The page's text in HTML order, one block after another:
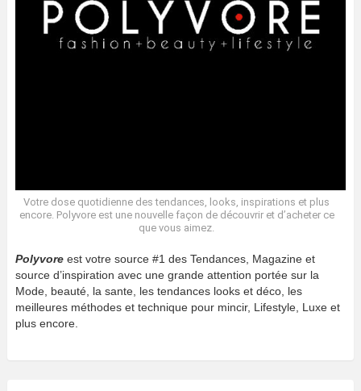
Votre dose quotidienne des tendances, looks, inspirations et plus
encore. Polyvore est une nouvelle façon de découvrir et d’acheter ce
que vous aimez.
Polyvore est votre source #1 des Tendances, Magazine et
source d’inspiration avec une grande attention portée sur la
Mode, beauté, la sante, les tendances looks et déco, les
meilleures méthodes et technique pour mincir, Lifestyle, Luxe et
plus encore.